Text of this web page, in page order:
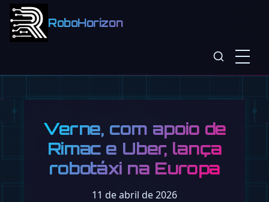
RoboHorizon
Verne, com apoio de
Rimac e Uber, lança
robotáxi na Europa
11 de abril de 2026